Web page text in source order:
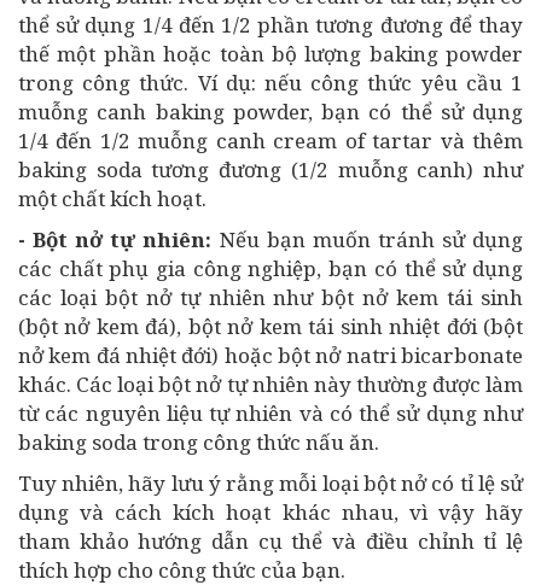
thể sử dụng 1/4 đến 1/2 phần tương đương để thay
thế một phần hoặc toàn bộ lượng baking powder
trong công thức. Ví dụ: nếu công thức yêu cầu 1
muỗng canh baking powder, bạn có thể sử dụng
1/4 đến 1/2 muỗng canh cream of tartar và thêm
baking soda tương đương (1/2 muỗng canh) như
một chất kích hoạt.
- Bột nở tự nhiên: Nếu bạn muốn tránh sử dụng
các chất phụ gia công nghiệp, bạn có thể sử dụng
các loại bột nở tự nhiên như bột nở kem tái sinh
(bột nở kem đá), bột nở kem tái sinh nhiệt đới (bột
nở kem đá nhiệt đới) hoặc bột nở natri bicarbonate
khác. Các loại bột nở tự nhiên này thường được làm
từ các nguyên liệu tự nhiên và có thể sử dụng như
baking soda trong công thức nấu ăn.
Tuy nhiên, hãy lưu ý rằng mỗi loại bột nở có tỉ lệ sử
dụng và cách kích hoạt khác nhau, vì vậy hãy
tham khảo hướng dẫn cụ thể và điều chỉnh tỉ lệ
thích hợp cho công thức của bạn.